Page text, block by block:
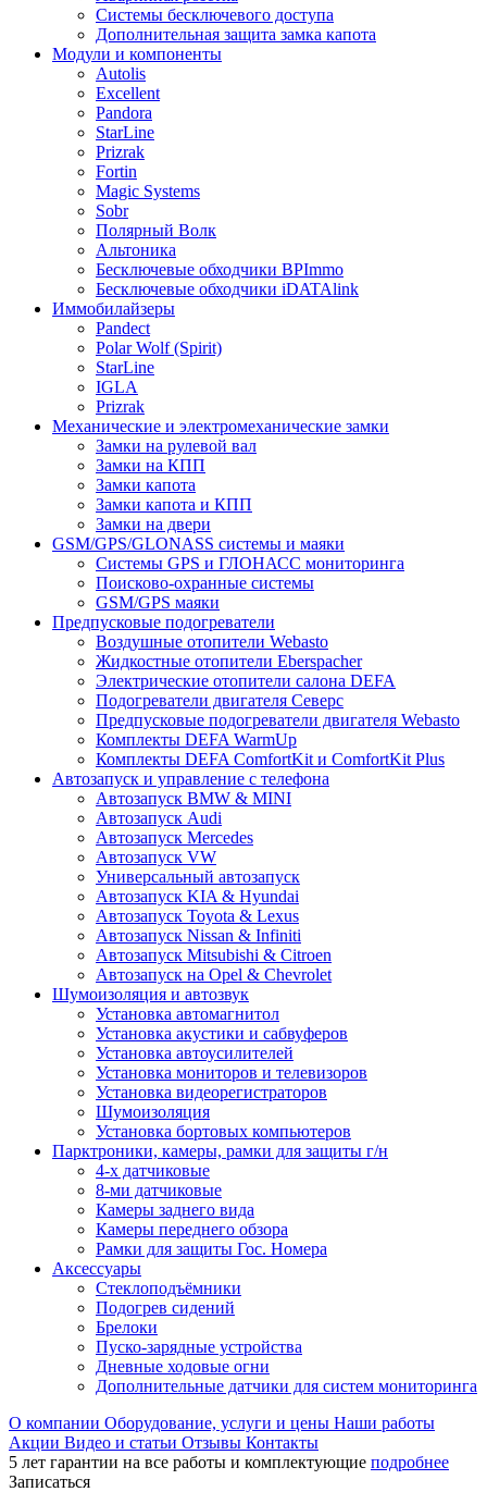
Системы бесключевого доступа
Дополнительная защита замка капота
Модули и компоненты
Autolis
Excellent
Pandora
StarLine
Prizrak
Fortin
Magic Systems
Sobr
Полярный Волк
Альтоника
Бесключевые обходчики BPImmo
Бесключевые обходчики iDATAlink
Иммобилайзеры
Pandect
Polar Wolf (Spirit)
StarLine
IGLA
Prizrak
Механические и электромеханические замки
Замки на рулевой вал
Замки на КПП
Замки капота
Замки капота и КПП
Замки на двери
GSM/GPS/GLONASS системы и маяки
Системы GPS и ГЛОНАСС мониторинга
Поисково-охранные системы
GSM/GPS маяки
Предпусковые подогреватели
Воздушные отопители Webasto
Жидкостные отопители Eberspacher
Электрические отопители салона DEFA
Подогреватели двигателя Северс
Предпусковые подогреватели двигателя Webasto
Комплекты DEFA WarmUp
Комплекты DEFA ComfortKit и ComfortKit Plus
Автозапуск и управление с телефона
Автозапуск BMW & MINI
Автозапуск Audi
Автозапуск Mercedes
Автозапуск VW
Универсальный автозапуск
Автозапуск KIA & Hyundai
Автозапуск Toyota & Lexus
Автозапуск Nissan & Infiniti
Автозапуск Mitsubishi & Citroen
Автозапуск на Opel & Chevrolet
Шумоизоляция и автозвук
Установка автомагнитол
Установка акустики и сабвуферов
Установка автоусилителей
Установка мониторов и телевизоров
Установка видеорегистраторов
Шумоизоляция
Установка бортовых компьютеров
Парктроники, камеры, рамки для защиты г/н
4-х датчиковые
8-ми датчиковые
Камеры заднего вида
Камеры переднего обзора
Рамки для защиты Гос. Номера
Аксессуары
Стеклоподъёмники
Подогрев сидений
Брелоки
Пуско-зарядные устройства
Дневные ходовые огни
Дополнительные датчики для систем мониторинга
О компании Оборудование, услуги и цены Наши работы
Акции Видео и статьи Отзывы Контакты
5 лет гарантии на все работы и комплектующие подробнее
Записаться